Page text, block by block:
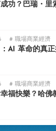
功？巴瑞・里
# 職場商業經濟
：AI 革命的真
# 職場商業經濟
福快樂？哈佛